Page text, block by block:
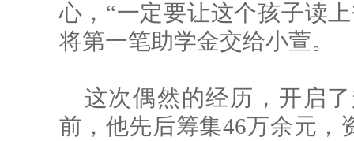
心，“一定要让这个孩子读
将第一笔助学金交给小萱。
这次偶然的经历，开启
前，他先后筹集46万余元，